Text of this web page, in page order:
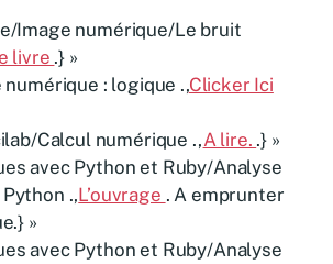
Image numérique/Le bruit
livre .} »
numérique : logique .,Clicker Ici
Calcul numérique .,A lire. .} »
avec Python et Ruby/Analyse
.,L’ouvrage . A emprunter
»
avec Python et Ruby/Analyse